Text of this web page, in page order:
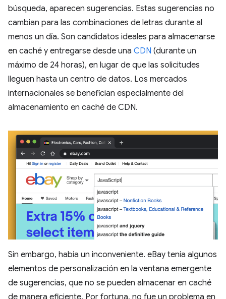
búsqueda, aparecen sugerencias. Estas sugerencias no
cambian para las combinaciones de letras durante al
menos un día. Son candidatos ideales para almacenarse
en caché y entregarse desde una CDN (durante un
máximo de 24 horas), en lugar de que las solicitudes
lleguen hasta un centro de datos. Los mercados
internacionales se benefician especialmente del
almacenamiento en caché de CDN.
Sin embargo, había un inconveniente. eBay tenía algunos
elementos de personalización en la ventana emergente
de sugerencias, que no se pueden almacenar en caché